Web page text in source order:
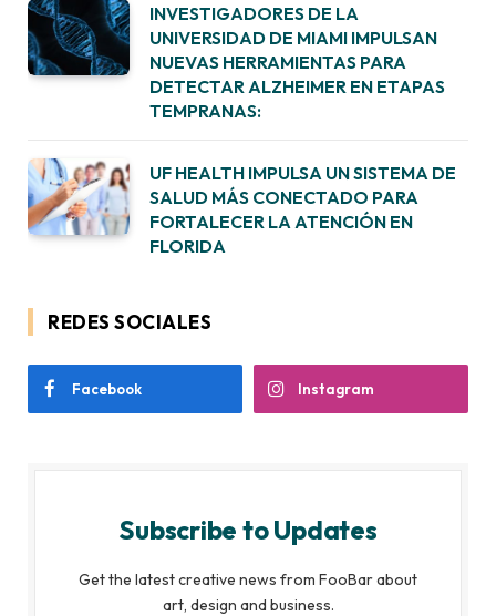
INVESTIGADORES DE LA
UNIVERSIDAD DE MIAMI IMPULSAN
NUEVAS HERRAMIENTAS PARA
DETECTAR ALZHEIMER EN ETAPAS
TEMPRANAS:
UF HEALTH IMPULSA UN SISTEMA DE
SALUD MÁS CONECTADO PARA
FORTALECER LA ATENCIÓN EN
FLORIDA
REDES SOCIALES
Facebook Instagram
Subscribe to Updates
Get the latest creative news from FooBar about
art, design and business.